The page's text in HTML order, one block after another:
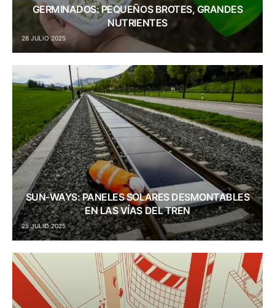
GERMINADOS: PEQUEÑOS BROTES, GRANDES
NUTRIENTES
28 JULIO 2025
SUN-WAYS: PANELES SOLARES DESMONTABLES
EN LAS VÍAS DEL TREN
25 JULIO 2025